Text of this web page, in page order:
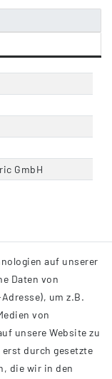
GmbH
auf unserer
Daten von
um z.B.
von
unsere Website zu
durch gesetzte
die wir in den